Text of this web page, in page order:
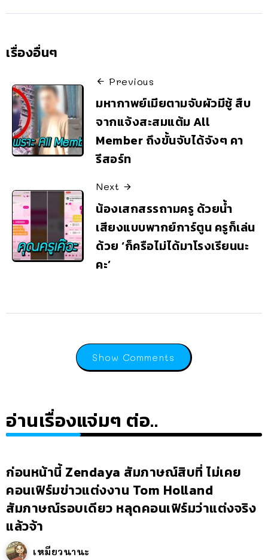
เรื่องอื่นๆ
Previous
มหากาพย์เมียตามจับผัวมีชู้ สืบ
จากแจ้งสะสมแต้ม All
Member ถึงขั้นจับได้จังๆ คา
รีสอร์ท
Next
น้องเสกสรรถามครู ด้วยน้ำ
เสียงแบบพากย์การ์ตูน ครูก็เล่น
ด้วย ‘ก็ครือไม่ได้มาโรงเรียนนะ
คะ’
Show Comments
อ่านเรื่องแจ่มๆ ต่อ..
ก่อนหน้านี้ Zendaya สัมภาษณ์สิบที่ ไม่เคย
คอนเฟิร์มข่าวแต่งงาน Tom Holland
สัมภาษณ์รอบเดียว หลุดคอนเฟิร์มว่าแต่งจริง
แล้วจ้า
เหมียวนานะ